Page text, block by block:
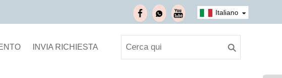
Italiano
INVIA RICHIESTA